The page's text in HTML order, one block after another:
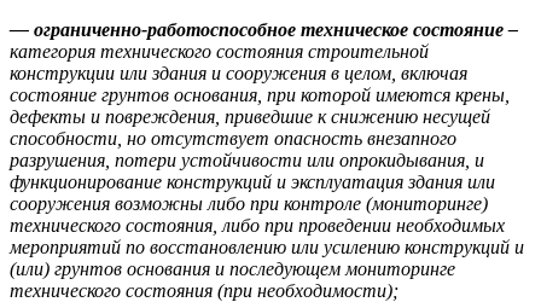
— ограниченно-работоспособное техническое состояние –
категория технического состояния строительной
конструкции или здания и сооружения в целом, включая
состояние грунтов основания, при которой имеются крены,
дефекты и повреждения, приведшие к снижению несущей
способности, но отсутствует опасность внезапного
разрушения, потери устойчивости или опрокидывания, и
функционирование конструкций и эксплуатация здания или
сооружения возможны либо при контроле (мониторинге)
технического состояния, либо при проведении необходимых
мероприятий по восстановлению или усилению конструкций и
(или) грунтов основания и последующем мониторинге
технического состояния (при необходимости);